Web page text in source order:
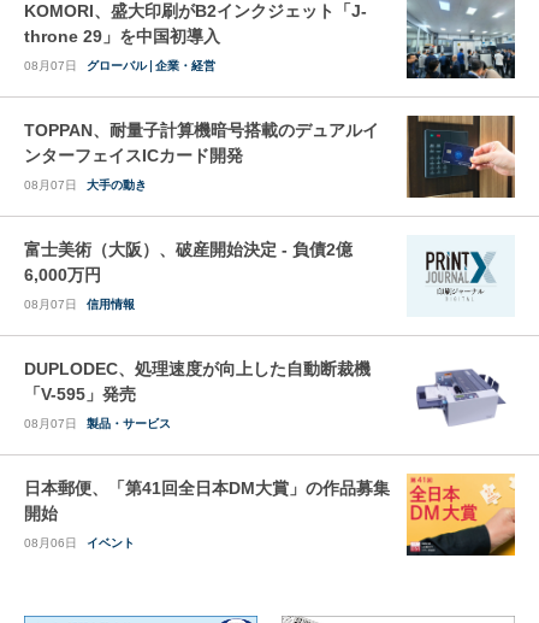
KOMORI、盛大印刷がB2インクジェット「J-
throne 29」を中国初導入
08月07日 グローバル 企業・経営
TOPPAN、耐量子計算機暗号搭載のデュアルイ
ンターフェイスICカード開発
08月07日 大手の動き
富士美術（大阪）、破産開始決定 - 負債2億
6,000万円
08月07日 信用情報
DUPLODEC、処理速度が向上した自動断裁機
「V-595」発売
08月07日 製品・サービス
日本郵便、「第41回全日本DM大賞」の作品募集
開始
08月06日 イベント